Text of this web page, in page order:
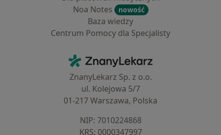
Noa Notes
nowość
Baza wiedzy
Centrum Pomocy dla Specjalisty
ZnanyLekarz - Strona główna
ZnanyLekarz Sp. z o.o.
ul. Kolejowa 5/7
01-217 Warszawa, Polska
NIP: ⁠7010224868
KRS: ⁠0000347997